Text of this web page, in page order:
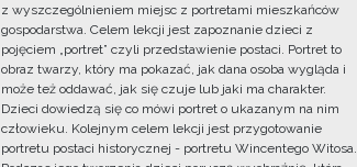
z wyszczególnieniem miejsc z portretami mieszkańców
gospodarstwa. Celem lekcji jest zapoznanie dzieci z
pojęciem „portret” czyli przedstawienie postaci. Portret to
obraz twarzy, który ma pokazać, jak dana osoba wygląda i
może też oddawać, jak się czuje lub jaki ma charakter.
Dzieci dowiedzą się co mówi portret o ukazanym na nim
człowieku. Kolejnym celem lekcji jest przygotowanie
portretu postaci historycznej - portretu Wincentego Witosa.